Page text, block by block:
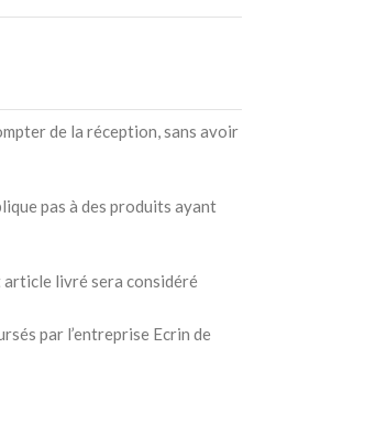
de la réception, sans avoir
pas à des produits ayant
article livré sera considéré
par l’entreprise Ecrin de